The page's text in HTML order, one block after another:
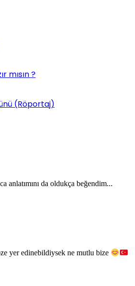
mısın ?
(Röportaj)
anlatımını da oldukça beğendim...
yer edinebildiysek ne mutlu bize